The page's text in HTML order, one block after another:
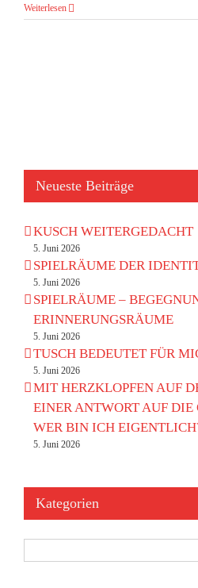
Weiterlesen
Neueste Beiträge
KUSCH WEITERGEDACHT
5. Juni 2026
SPIELRÄUME DER
5. Juni 2026
SPIELRÄUME –
ERINNERUNGSRÄUME
5. Juni 2026
TUSCH BEDEUTET FÜR
5. Juni 2026
MIT HERZKLOPFEN AUF
EINER ANTWORT AUF DIE
WER BIN ICH
5. Juni 2026
Kategorien